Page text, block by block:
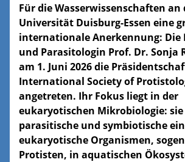
Für die Wasserwissenschaften an
Universität Duisburg-Essen eine
internationale Anerkennung: Die
und Parasitologin Prof. Dr. Sonja
am 1. Juni 2026 die
International Society of
angetreten. Ihr Fokus liegt in der
eukaryotischen Mikrobiologie:
parasitische und symbiotische
eukaryotische Organismen,
Protisten, in aquatischen